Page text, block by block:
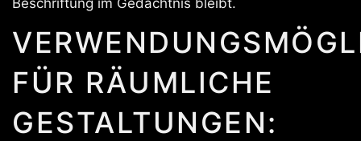
FÜR RÄUMLICHE
GESTALTUNGEN: